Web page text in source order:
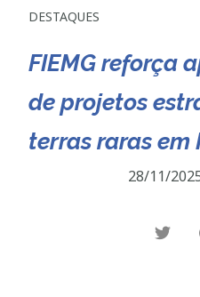
DESTAQUES
FIEMG reforça
de projetos
terras raras em
28/11/